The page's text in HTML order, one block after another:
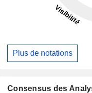
Plus de notations
Consensus des